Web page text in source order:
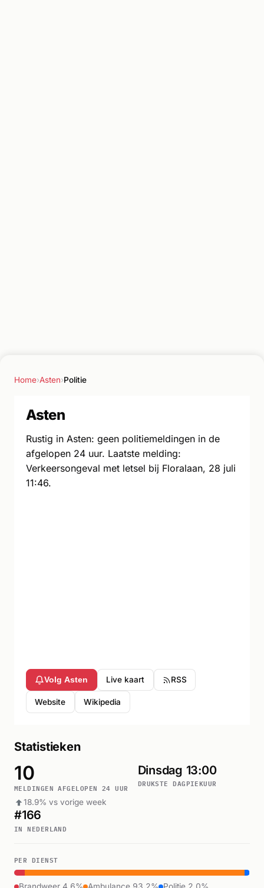
Home›Asten›Politie
Asten
Rustig in Asten: geen politiemeldingen in de
afgelopen 24 uur. Laatste melding:
Verkeersongeval met letsel bij Floralaan, 28 juli
11:46.
Volg Asten Live kaart RSS
Website Wikipedia
Statistieken
10
MELDINGEN AFGELOPEN 24 UUR
18.9% vs vorige week
Dinsdag
DRUKSTE DAG
13:00
PIEKUUR
#166
IN NEDERLAND
PER DIENST